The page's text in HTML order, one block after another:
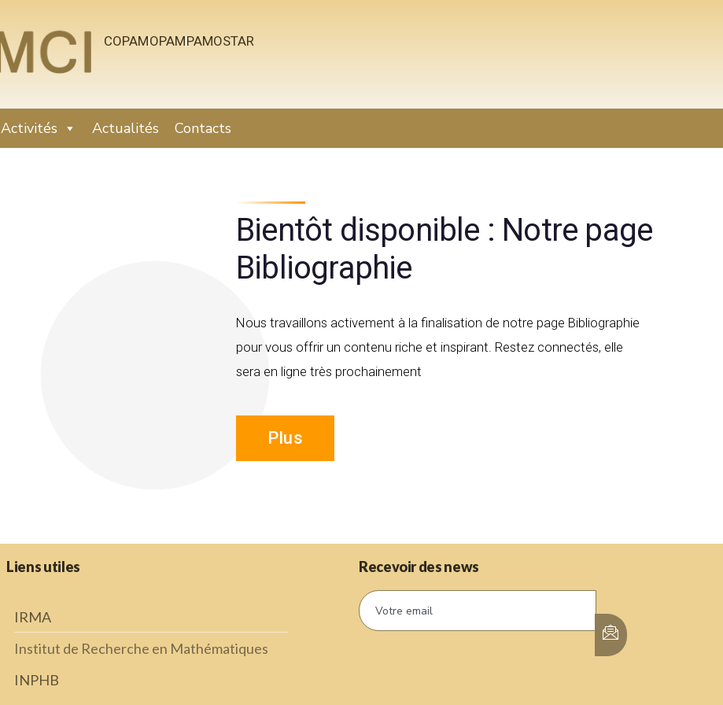
COPAMOPAMPAMOSTAR
Activités Actualités Contacts
Bientôt disponible : Notre page
Bibliographie
Nous travaillons activement à la finalisation de notre page Bibliographie
pour vous offrir un contenu riche et inspirant. Restez connectés, elle
sera en ligne très prochainement
Plus
Liens utiles
IRMA
Institut de Recherche en Mathématiques
INPHB
Recevoir des news